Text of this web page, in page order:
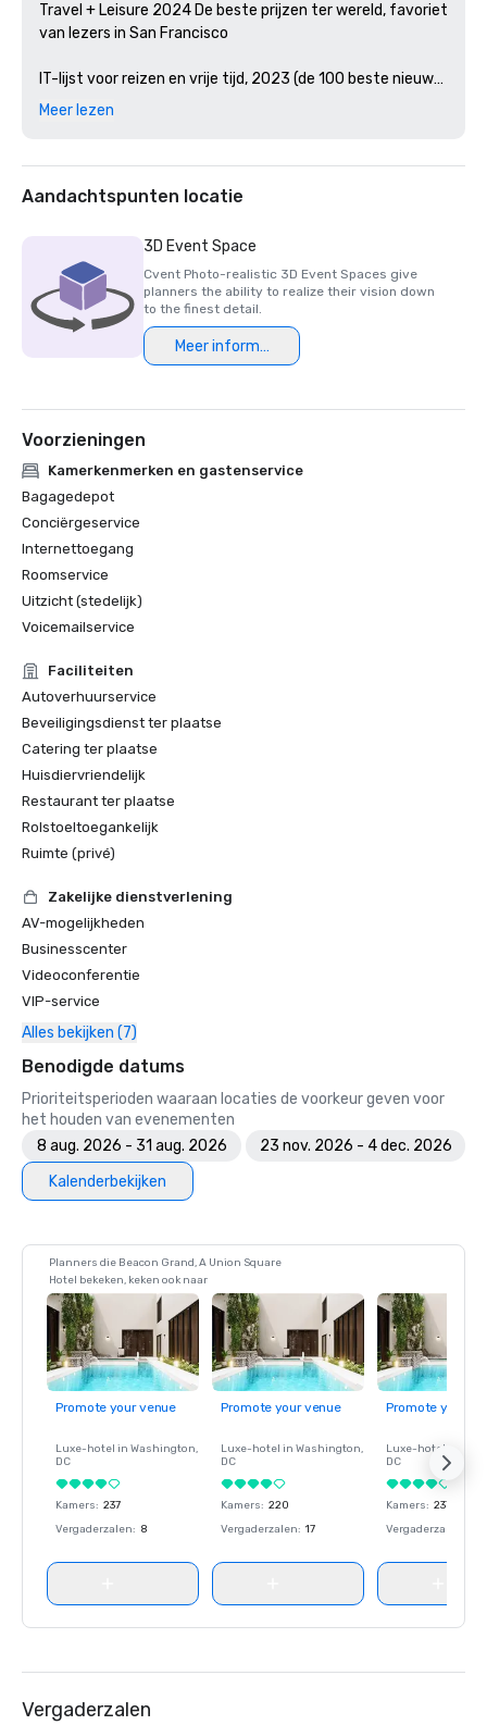
Travel + Leisure 2024 De beste prijzen ter wereld, favoriet
van lezers in San Francisco
IT-lijst voor reizen en vrije tijd, 2023 (de 100 beste nieuwe
hotels ter wereld)
De beste bars in Amerika, Esquire 2024
Michelingids, 2024 (Restauraties van favoriete hotels in
2023)
HSMAI Adrian Award, 2024
Finalist van de Northstar Meetings Group Stella Award,
Meer lezen
Aandachtspunten locatie
3D Event Space
Cvent Photo-realistic 3D Event Spaces give
planners the ability to realize their vision down
to the finest detail.
Meer informatie
Voorzieningen
Kamerkenmerken en gastenservice
Bagagedepot
Conciërgeservice
Internettoegang
Roomservice
Uitzicht (stedelijk)
Voicemailservice
Faciliteiten
Autoverhuurservice
Beveiligingsdienst ter plaatse
Catering ter plaatse
Huisdiervriendelijk
Restaurant ter plaatse
Rolstoeltoegankelijk
Ruimte (privé)
Zakelijke dienstverlening
AV-mogelijkheden
Businesscenter
Videoconferentie
VIP-service
Alles bekijken (7)
Benodigde datums
Prioriteitsperioden waaraan locaties de voorkeur geven voor
het houden van evenementen
8 aug. 2026 - 31 aug. 2026
23 nov. 2026 - 4 dec. 2026
Kalenderbekijken
Planners die Beacon Grand, A Union Square
Hotel bekeken, keken ook naar
Promote your venue
Luxe-hotel in Washington,
DC
Kamers: 237
Vergaderzalen: 8
Promote your venue
Luxe-hotel in Washington,
DC
Kamers: 220
Vergaderzalen: 17
Promote your
Luxe-hotel in
DC
Kamers: 237
Vergaderzalen
Vergaderzalen